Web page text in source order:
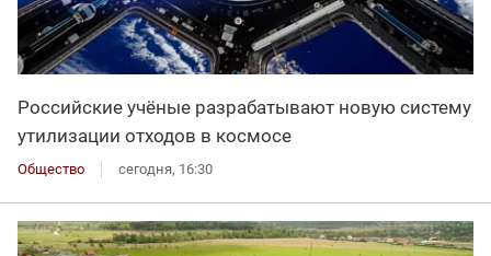
Российские учёные разрабатывают новую систему
утилизации отходов в космосе
Общество сегодня, 16:30